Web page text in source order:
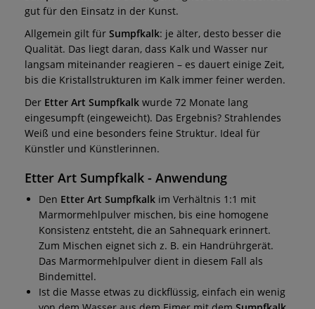
gut für den Einsatz in der Kunst.
Allgemein gilt für Sumpfkalk: je älter, desto besser die
Qualität. Das liegt daran, dass Kalk und Wasser nur
langsam miteinander reagieren – es dauert einige Zeit,
bis die Kristallstrukturen im Kalk immer feiner werden.
Der Etter Art Sumpfkalk wurde 72 Monate lang
eingesumpft (eingeweicht). Das Ergebnis? Strahlendes
Weiß und eine besonders feine Struktur. Ideal für
Künstler und Künstlerinnen.
Etter Art Sumpfkalk - Anwendung
Den Etter Art Sumpfkalk im Verhältnis 1:1 mit
Marmormehlpulver mischen, bis eine homogene
Konsistenz entsteht, die an Sahnequark erinnert.
Zum Mischen eignet sich z. B. ein Handrührgerät.
Das Marmormehlpulver dient in diesem Fall als
Bindemittel.
Ist die Masse etwas zu dickflüssig, einfach ein wenig